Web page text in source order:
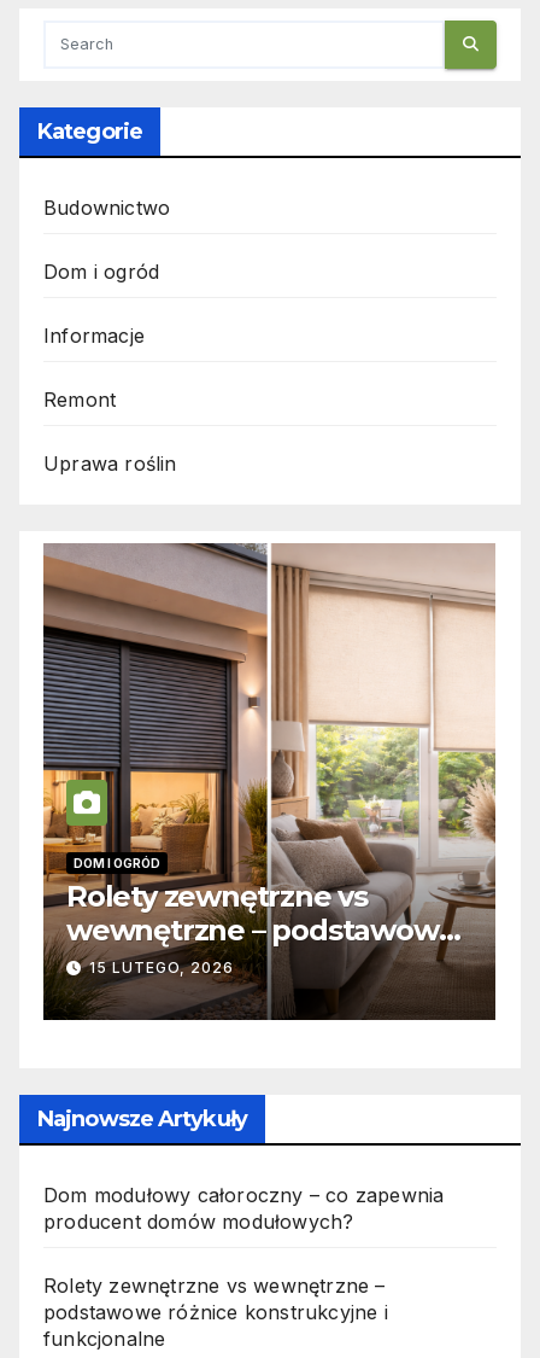
Kategorie
Budownictwo
Dom i ogród
Informacje
Remont
Uprawa roślin
INFORMACJE
Zabicie owada a
odpowiedzialność karna –
jak wygląda to w praktyce?
19 PAŹDZIERNIKA, 2025
Najnowsze Artykuły
Dom modułowy całoroczny – co zapewnia
producent domów modułowych?
Rolety zewnętrzne vs wewnętrzne –
podstawowe różnice konstrukcyjne i
funkcjonalne